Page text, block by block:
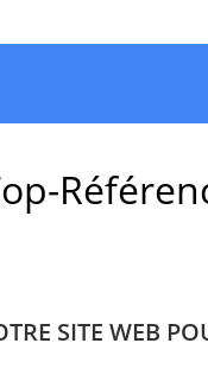
SITE WEB